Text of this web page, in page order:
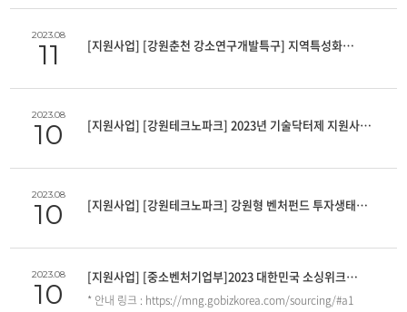
담당자) ※자세한 사항은 첨부파일 참조하시기 바랍니다.
bgu=view&idx=90
2023.08
11
[지원사업] [강원춘천 강소연구개발특구] 지역특성화
2023.08
10
[지원사업] [강원테크노파크] 2023년 기술닥터제 지원사업
2023.08
10
[지원사업] [강원테크노파크] 강원형 벤처펀드 투자생태계
2023.08
10
[지원사업] [중소벤처기업부]2023 대한민국 소싱위크
참가기업 모집 공고* 안내 링크 : https://mng.gobizkorea.com/sourcing/#a1